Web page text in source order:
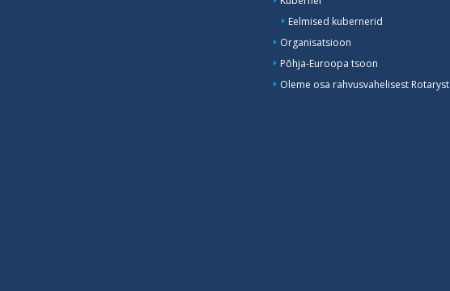
Eelmised kubernerid
Organisatsioon
Põhja-Euroopa tsoon
Oleme osa rahvusvahelisest Rotaryst